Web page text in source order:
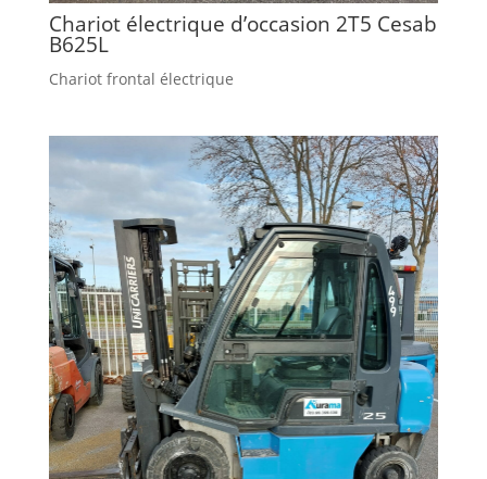
Chariot électrique d’occasion 2T5 Cesab
B625L
Chariot frontal électrique